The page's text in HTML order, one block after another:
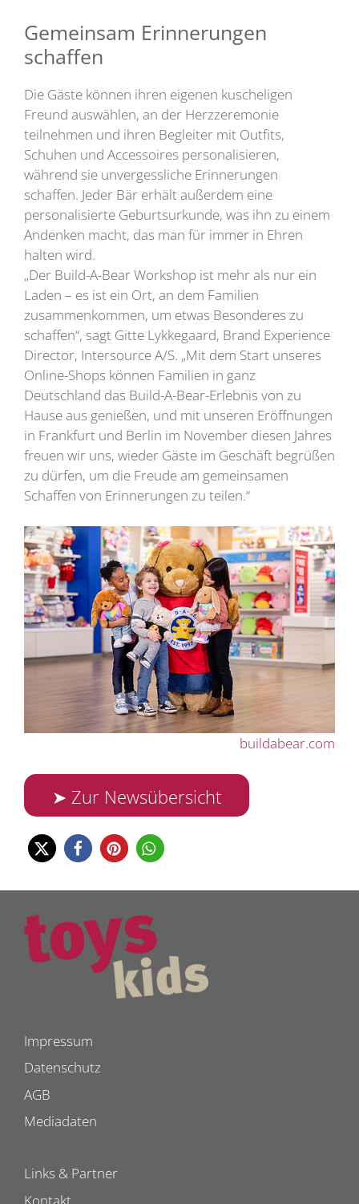
Gemeinsam Erinnerungen
schaffen
Die Gäste können ihren eigenen kuscheligen
Freund auswählen, an der Herzzeremonie
teilnehmen und ihren Begleiter mit Outfits,
Schuhen und Accessoires personalisieren,
während sie unvergessliche Erinnerungen
schaffen. Jeder Bär erhält außerdem eine
personalisierte Geburtsurkunde, was ihn zu einem
Andenken macht, das man für immer in Ehren
halten wird.
„Der Build-A-Bear Workshop ist mehr als nur ein
Laden – es ist ein Ort, an dem Familien
zusammenkommen, um etwas Besonderes zu
schaffen“, sagt Gitte Lykkegaard, Brand Experience
Director, Intersource A/S. „Mit dem Start unseres
Online-Shops können Familien in ganz
Deutschland das Build-A-Bear-Erlebnis von zu
Hause aus genießen, und mit unseren Eröffnungen
in Frankfurt und Berlin im November diesen Jahres
freuen wir uns, wieder Gäste im Geschäft begrüßen
zu dürfen, um die Freude am gemeinsamen
Schaffen von Erinnerungen zu teilen.“
buildabear.com
➤ Zur Newsübersicht
Impressum
Datenschutz
AGB
Mediadaten
Links & Partner
Kontakt